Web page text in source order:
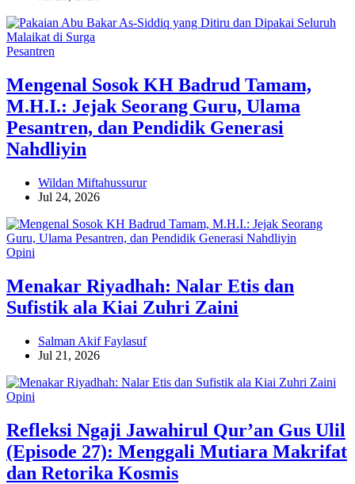
Pesantren
Mengenal Sosok KH Badrud Tamam,
M.H.I.: Jejak Seorang Guru, Ulama
Pesantren, dan Pendidik Generasi
Nahdliyin
Wildan Miftahussurur
Jul 24, 2026
Opini
Menakar Riyadhah: Nalar Etis dan
Sufistik ala Kiai Zuhri Zaini
Salman Akif Faylasuf
Jul 21, 2026
Opini
Refleksi Ngaji Jawahirul Qur’an Gus Ulil
(Episode 27): Menggali Mutiara Makrifat
dan Retorika Kosmis